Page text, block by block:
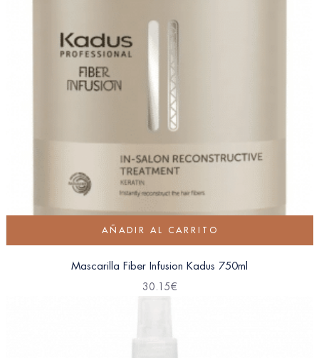
AÑADIR AL CARRITO
Mascarilla Fiber Infusion Kadus 750ml
30.15€